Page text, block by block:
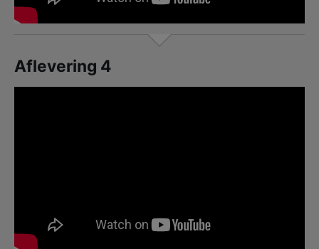
Aflevering 4